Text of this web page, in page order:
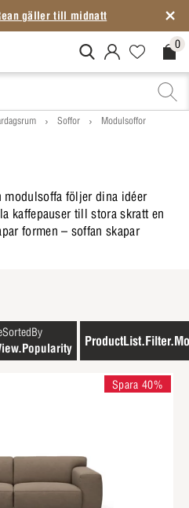
över 6 000 omdömen
MitIlva.Login 0
Soffor Modulsoffor
modulsoffa följer dina idéer
kaffepauser till stora skratt en
formen – soffan skapar
Spara 40%